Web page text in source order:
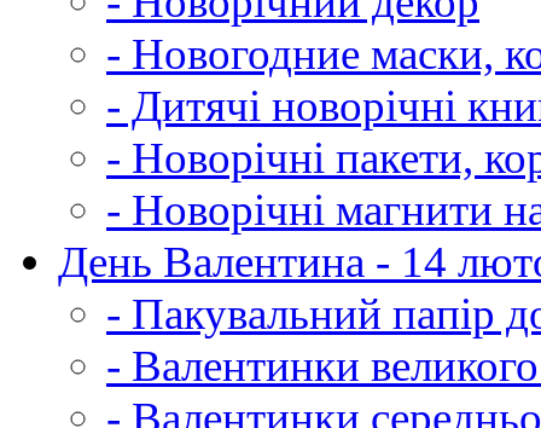
- Новогодние маски,
- Дитячі новорічні
- Новорічні пакети,
- Новорічні магнити
День Валентина - 14
- Пакувальний папір
- Валентинки
- Валентинки